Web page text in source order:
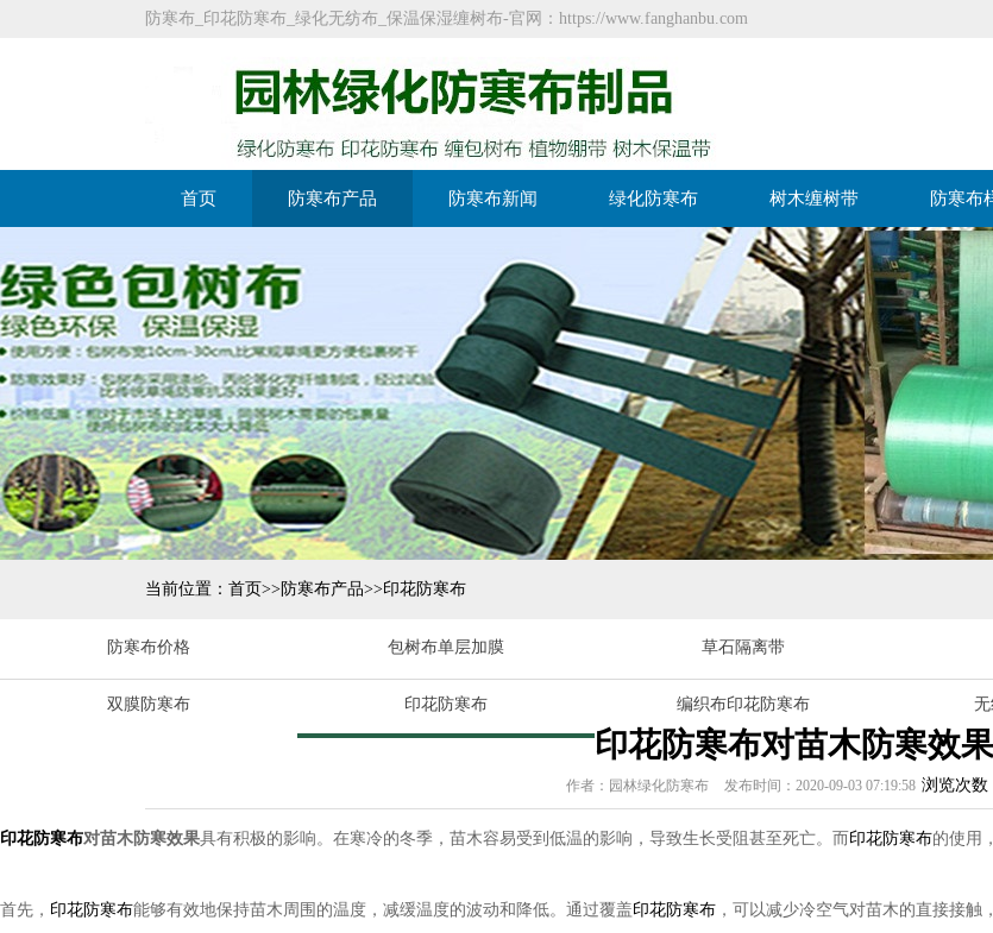
防寒布_印花防寒布_绿化无纺布_保温保湿缠树布-官网：https://www.fanghanbu.com
首页 防寒布产品 防寒布新闻 绿化防寒布 树木缠树带 防寒布
当前位置： 首页>> 防寒布产品>>印花防寒布
防寒布价格 包树布单层加膜 草石隔离带
双膜防寒布 印花防寒布 编织布印花防寒布
印花防寒布对苗木防寒效
作者：园林绿化防寒布 发布时间：2020-09-03 07:19:58 浏览次数
印花防寒布对苗木防寒效果具有积极的影响。在寒冷的冬季，苗木容易受到低温的影响，导致生长受阻甚至死亡。而 印花防寒布的使用
首先， 印花防寒布能够有效地保持苗木周围的温度，减缓温度的波动和降低。通过覆盖印花防寒布 ，可以减少冷空气对苗木的直接接